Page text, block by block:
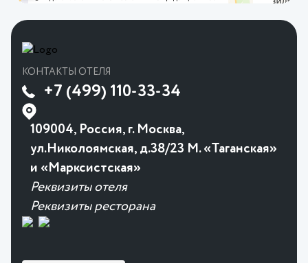
КОНТАКТЫ ОТЕЛЯ
+7 (499) 110-33-34
109004, Россия, г. Москва,
ул.Николоямская, д.38/23 М. «Таганская»
и «Марксистская»
Реквизиты отеля
Реквизиты ресторана